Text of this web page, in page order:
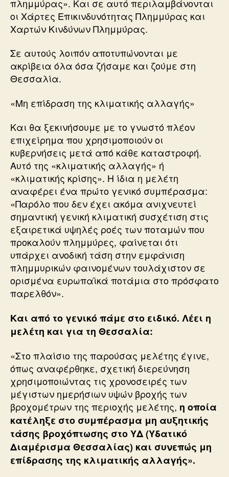
πλημμύρας». Και σε αυτό περιλαμβάνονται
οι Χάρτες Επικινδυνότητας Πλημμύρας και
Χαρτών Κινδύνων Πλημμύρας.
Σε αυτούς λοιπόν αποτυπώνονται με
ακρίβεια όλα όσα ζήσαμε και ζούμε στη
Θεσσαλία.
«Μη επίδραση της κλιματικής αλλαγής»
Και θα ξεκινήσουμε με το γνωστό πλέον
επιχείρημα που χρησιμοποιούν οι
κυβερνήσεις μετά από κάθε καταστροφή.
Αυτό της «κλιματικής αλλαγής» ή
«κλιματικής κρίσης». Η ίδια η μελέτη
αναφέρει ένα πρώτο γενικό συμπέρασμα:
«Παρόλο που δεν έχει ακόμα ανιχνευτεί
σημαντική γενική κλιματική συσχέτιση στις
εξαιρετικά υψηλές ροές των ποταμών που
προκαλούν πλημμύρες, φαίνεται ότι
υπάρχει ανοδική τάση στην εμφάνιση
πλημμυρικών φαινομένων τουλάχιστον σε
ορισμένα ευρωπαϊκά ποτάμια στο πρόσφατο
παρελθόν».
Και από το γενικό πάμε στο ειδικό. Λέει η
μελέτη και για τη Θεσσαλία:
«Στο πλαίσιο της παρούσας μελέτης έγινε,
όπως αναφέρθηκε, σχετική διερεύνηση
χρησιμοποιώντας τις χρονοσειρές των
μέγιστων ημερήσιων υψών βροχής των
βροχομέτρων της περιοχής μελέτης, η οποία
κατέληξε στο συμπέρασμα μη αυξητικής
τάσης βροχόπτωσης στο ΥΔ (Υδατικό
Διαμέρισμα Θεσσαλίας) και συνεπώς μη
επίδρασης της κλιματικής αλλαγής».